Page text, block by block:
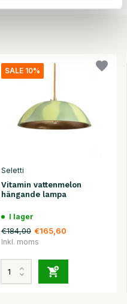
SALE 10%
Seletti
Vitamin vattenmelon
hängande lampa
I lager
€184,00 €165,60
Inkl. moms